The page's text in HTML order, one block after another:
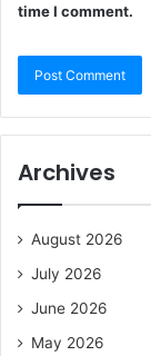
time I comment.
Archives
August 2026
July 2026
June 2026
May 2026